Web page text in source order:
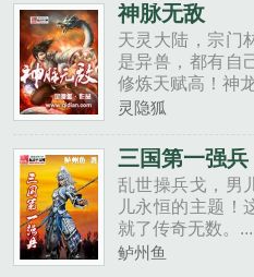
神脉无敌
天灵大陆，宗门
是异兽，都有自
修炼天赋高！神
灵隐狐
三国第一强兵
乱世操兵戈，男
儿永恒的主题！
就了传奇无数。
鲈州鱼